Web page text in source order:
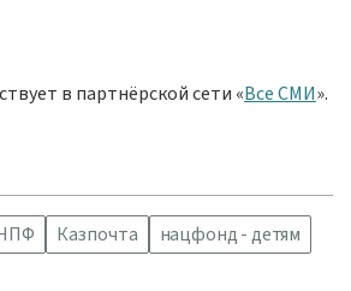
в партнёрской сети «Все СМИ».
Казпочта нацфонд - детям